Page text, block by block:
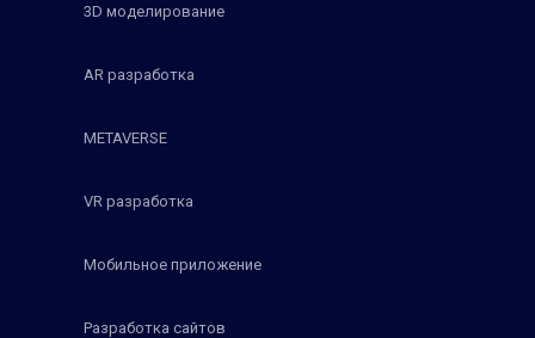
3D моделирование
AR разработка
METAVERSE
VR разработка
Мобильное приложение
Разработка сайтов